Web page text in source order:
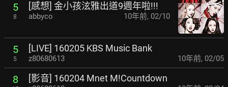
5
8
[感想] 金小孩泫雅出道9週年啦!!!
abbyco 10年前, 02/10
5
5
[LIVE] 160205 KBS Music Bank
z80680613 10年前, 02/05
8 [影音] 160204 Mnet M!Countdown